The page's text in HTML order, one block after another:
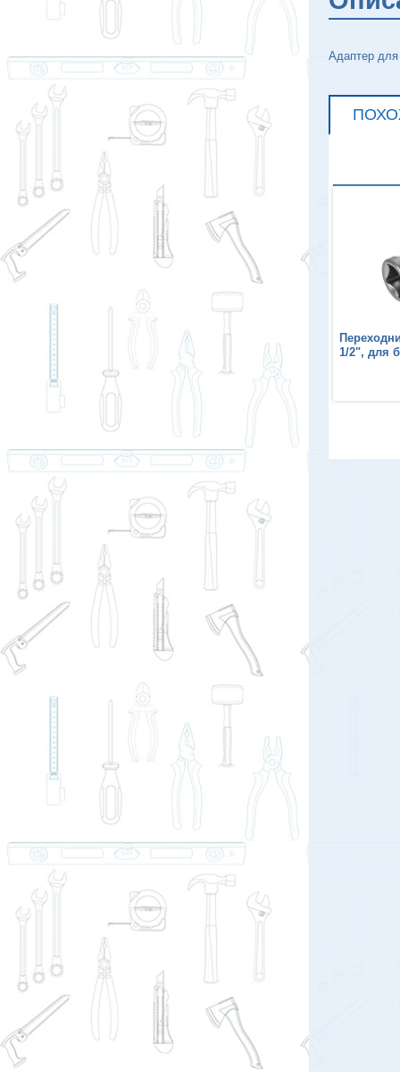
Адаптер
Переходник-адаптер КОБАЛЬТ
1/2", для бит c хвостовиком 8
1/2", для